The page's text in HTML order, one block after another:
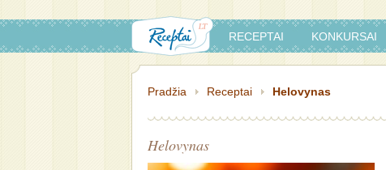
RECEPTAI KONKURSAI
Pradžia Receptai Helovynas
Helovynas